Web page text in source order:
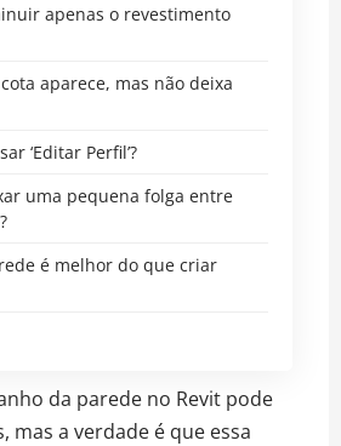
apenas o revestimento
aparece, mas não deixa
‘Editar Perfil’?
uma pequena folga entre
é melhor do que criar
da parede no Revit pode
mas a verdade é que essa